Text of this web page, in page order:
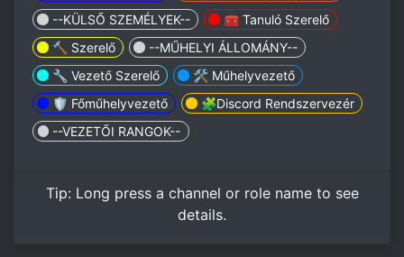
--KÜLSŐ SZEMÉLYEK--
🧰 Tanuló Szerelő
🔨 Szerelő
--MŰHELYI ÁLLOMÁNY--
🔧 Vezető Szerelő
🛠️ Műhelyvezető
🛡️ Főműhelyvezető
🧩Discord Rendszervezér
--VEZETŐI RANGOK--
Tip: Long pressa channel or role name to see
details.